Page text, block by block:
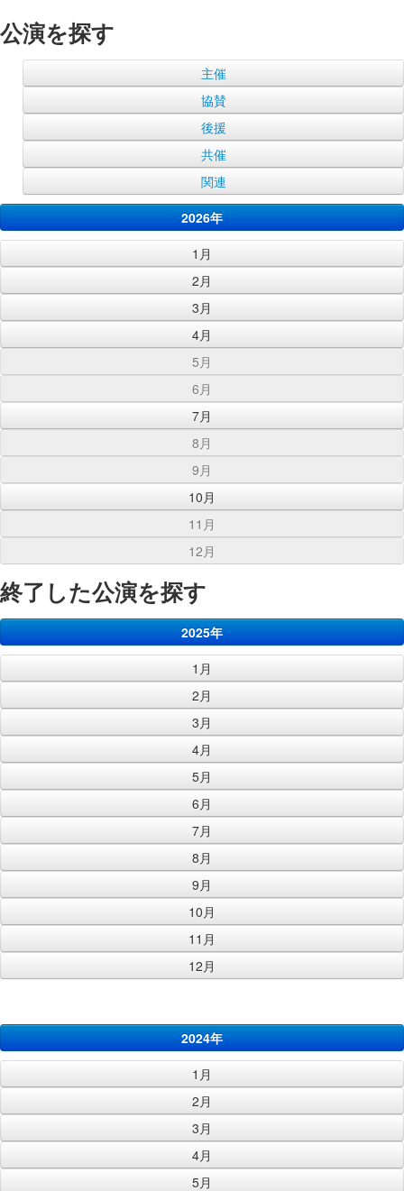
公演を探す
主催
協賛
後援
共催
関連
2026年
1月
2月
3月
4月
5月
6月
7月
8月
9月
10月
11月
12月
終了した公演を探す
2025年
1月
2月
3月
4月
5月
6月
7月
8月
9月
10月
11月
12月
2024年
1月
2月
3月
4月
5月